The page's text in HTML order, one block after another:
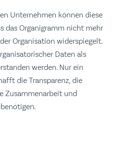
Unternehmen können diese
das Organigramm nicht mehr
Organisation widerspiegelt.
Daten als
werden. Nur ein
die Transparenz, die
Zusammenarbeit und